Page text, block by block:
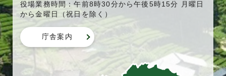
役場業務時間：午前8時30分から午後5時15分 月曜日
から金曜日（祝日を除く）
庁舎案内